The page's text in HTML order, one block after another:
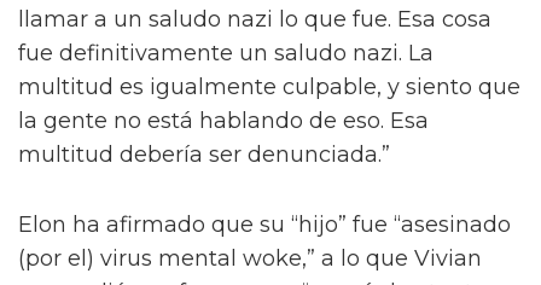
llamar a un saludo nazi lo que fue. Esa cosa
fue definitivamente un saludo nazi. La
multitud es igualmente culpable, y siento que
la gente no está hablando de eso. Esa
multitud debería ser denunciada.”
Elon ha afirmado que su “hijo” fue “asesinado
(por el) virus mental woke,” a lo que Vivian